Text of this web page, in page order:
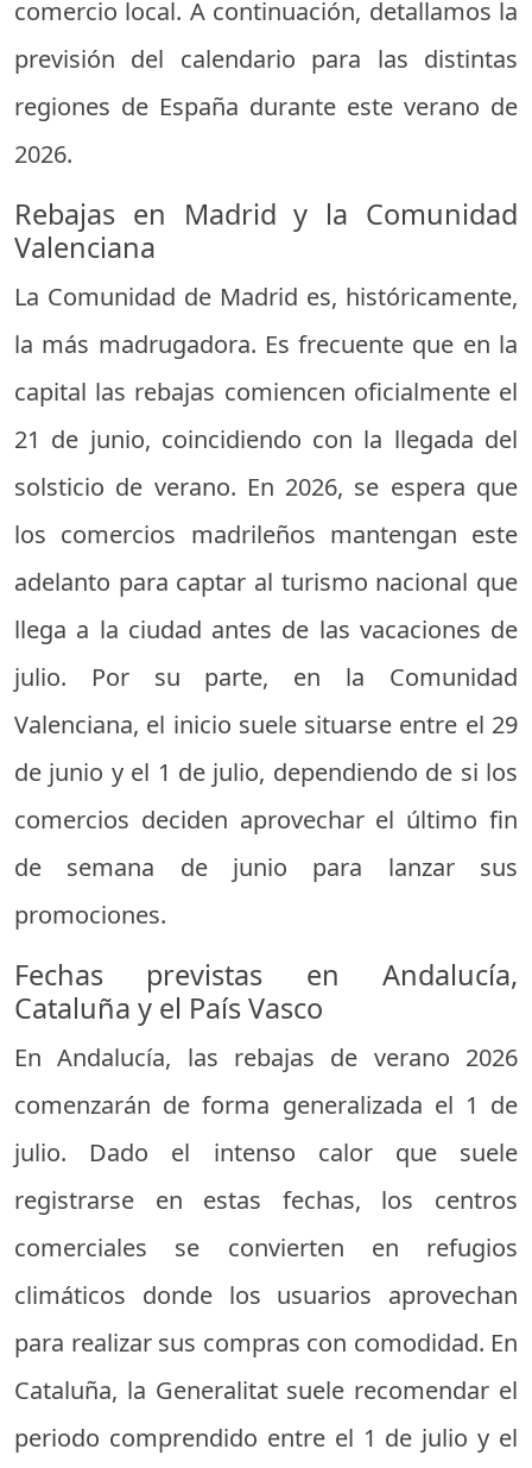
comercio local. A continuación, detallamos la
previsión del calendario para las distintas
regiones de España durante este verano de
2026.
Rebajas en Madrid y la Comunidad
Valenciana
La Comunidad de Madrid es, históricamente,
la más madrugadora. Es frecuente que en la
capital las rebajas comiencen oficialmente el
21 de junio, coincidiendo con la llegada del
solsticio de verano. En 2026, se espera que
los comercios madrileños mantengan este
adelanto para captar al turismo nacional que
llega a la ciudad antes de las vacaciones de
julio. Por su parte, en la Comunidad
Valenciana, el inicio suele situarse entre el 29
de junio y el 1 de julio, dependiendo de si los
comercios deciden aprovechar el último fin
de semana de junio para lanzar sus
promociones.
Fechas previstas en Andalucía,
Cataluña y el País Vasco
En Andalucía, las rebajas de verano 2026
comenzarán de forma generalizada el 1 de
julio. Dado el intenso calor que suele
registrarse en estas fechas, los centros
comerciales se convierten en refugios
climáticos donde los usuarios aprovechan
para realizar sus compras con comodidad. En
Cataluña, la Generalitat suele recomendar el
periodo comprendido entre el 1 de julio y el